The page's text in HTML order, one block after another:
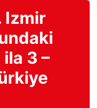
Izmir
ila 3 –